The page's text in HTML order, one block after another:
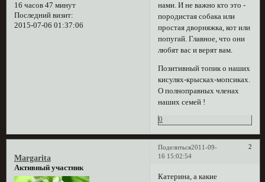
16 часов 47 минут
Последний визит:
2015-07-06 01:37:06
нами. И не важно кто это -
породистая собака или
простая дворняжка, кот или
попугай. Главное, что они
любят вас и верят вам.
Позитивный топик о наших
кисулях-крысках-мопсиках.
О полноправных членах
наших семей !
0
Поделиться 2
2011-09-
16 15:02:54
Margarita
Активный участник
Катерина, а какие